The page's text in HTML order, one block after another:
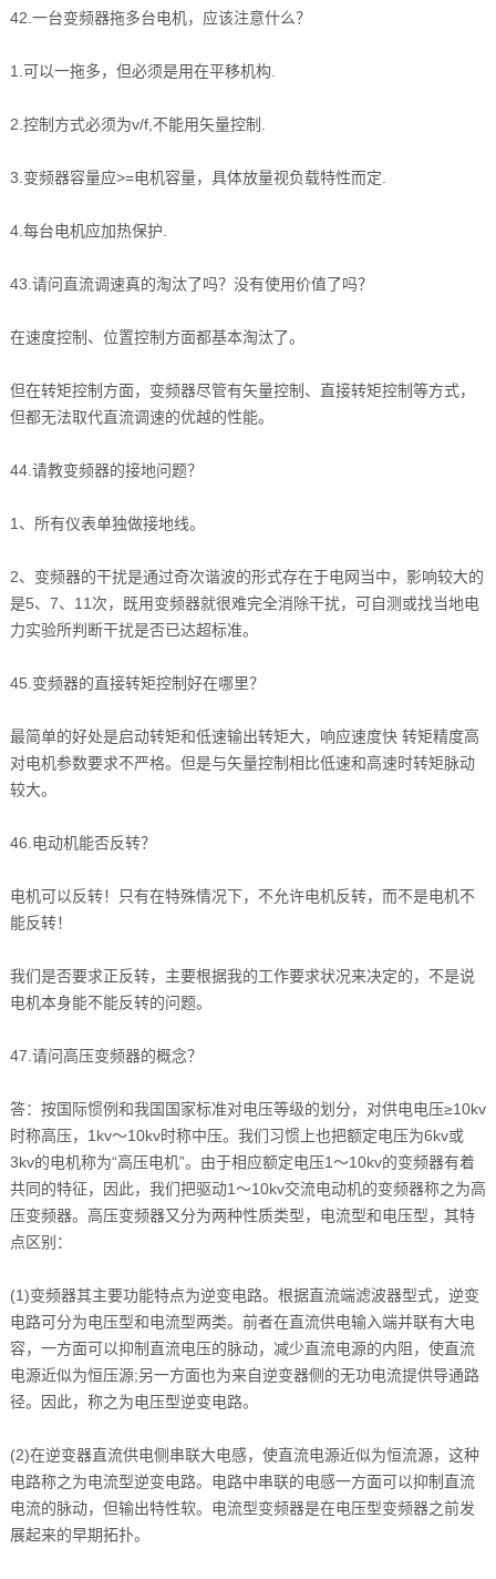
42.一台变频器拖多台电机，应该注意什么？
1.可以一拖多，但必须是用在平移机构.
2.控制方式必须为v/f,不能用矢量控制.
3.变频器容量应>=电机容量，具体放量视负载特性而定.
4.每台电机应加热保护.
43.请问直流调速真的淘汰了吗？没有使用价值了吗？
在速度控制、位置控制方面都基本淘汰了。
但在转矩控制方面，变频器尽管有矢量控制、直接转矩控制等方式，
但都无法取代直流调速的优越的性能。
44.请教变频器的接地问题？
1、所有仪表单独做接地线。
2、变频器的干扰是通过奇次谐波的形式存在于电网当中，影响较大的
是5、7、11次，既用变频器就很难完全消除干扰，可自测或找当地电
力实验所判断干扰是否已达超标准。
45.变频器的直接转矩控制好在哪里？
最简单的好处是启动转矩和低速输出转矩大，响应速度快 转矩精度高
对电机参数要求不严格。但是与矢量控制相比低速和高速时转矩脉动
较大。
46.电动机能否反转？
电机可以反转！只有在特殊情况下，不允许电机反转，而不是电机不
能反转！
我们是否要求正反转，主要根据我的工作要求状况来决定的，不是说
电机本身能不能反转的问题。
47.请问高压变频器的概念？
答：按国际惯例和我国国家标准对电压等级的划分，对供电电压≥10kv
时称高压，1kv～10kv时称中压。我们习惯上也把额定电压为6kv或
3kv的电机称为“高压电机”。由于相应额定电压1～10kv的变频器有着
共同的特征，因此，我们把驱动1～10kv交流电动机的变频器称之为高
压变频器。高压变频器又分为两种性质类型，电流型和电压型，其特
点区别：
(1)变频器其主要功能特点为逆变电路。根据直流端滤波器型式，逆变
电路可分为电压型和电流型两类。前者在直流供电输入端并联有大电
容，一方面可以抑制直流电压的脉动，减少直流电源的内阻，使直流
电源近似为恒压源;另一方面也为来自逆变器侧的无功电流提供导通路
径。因此，称之为电压型逆变电路。
(2)在逆变器直流供电侧串联大电感，使直流电源近似为恒流源，这种
电路称之为电流型逆变电路。电路中串联的电感一方面可以抑制直流
电流的脉动，但输出特性软。电流型变频器是在电压型变频器之前发
展起来的早期拓扑。